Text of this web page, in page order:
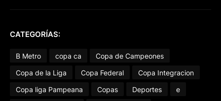
CATEGORÍAS:
B Metro copa ca
Copa de Campeones
Copa de la Liga
Copa Federal
Copa Integracion
Copa liga Pampeana
Copas Deportes
e